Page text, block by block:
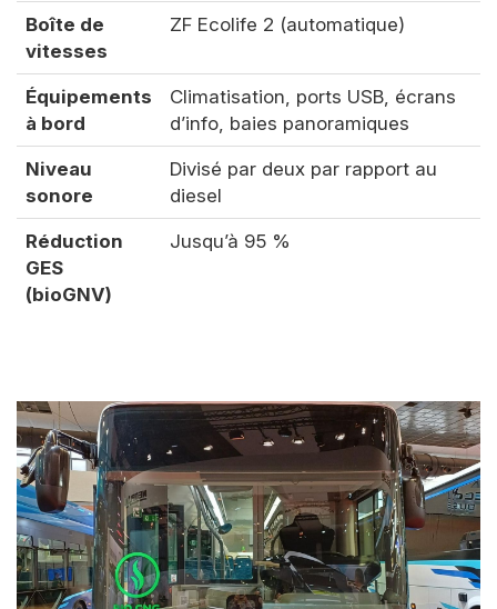
Boîte de
vitesses
ZF Ecolife 2 (automatique)
Équipements
à bord
Climatisation, ports USB, écrans
d’info, baies panoramiques
Niveau
sonore
Divisé par deux par rapport au
diesel
Réduction
GES
(bioGNV)
Jusqu’à 95 %